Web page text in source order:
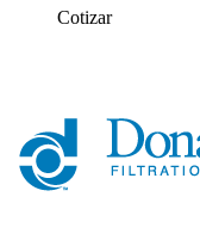
Cotizar